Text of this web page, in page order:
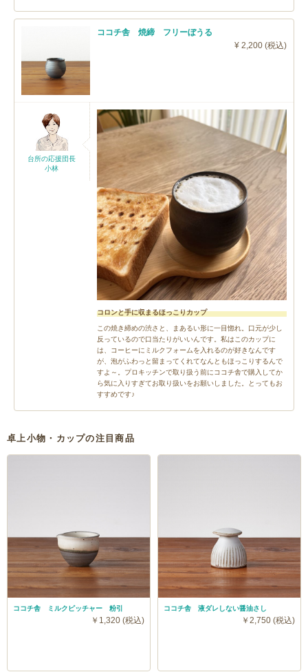
ココチ舎 焼締 フリーぼうる
¥ 2,200 (税込)
台所の応援団長
小林
コロンと手に収まるほっこりカップ
この焼き締めの渋さと、まあるい形に一目惚れ。口元が少し
反っているので口当たりがいいんです。私はこのカップに
は、コーヒーにミルクフォームを入れるのが好きなんです
が、泡がふわっと留まってくれてなんともほっこりするんで
すよ～。プロキッチンで取り扱う前にココチ舎で購入してか
ら気に入りすぎてお取り扱いをお願いしました。とってもお
すすめです♪
卓上小物・カップの注目商品
ココチ舎 ミルクピッチャー 粉引
￥1,320 (税込)
ココチ舎 液ダレしない醤油さし
￥2,750 (税込)